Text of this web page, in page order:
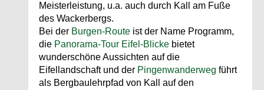
Meisterleistung, u.a. auch durch Kall am Fuße
des Wackerbergs.
Bei der Burgen-Route ist der Name Programm,
die Panorama-Tour Eifel-Blicke bietet
wunderschöne Aussichten auf die
Eifellandschaft und der Pingenwanderweg führt
als Bergbaulehrpfad von Kall auf den